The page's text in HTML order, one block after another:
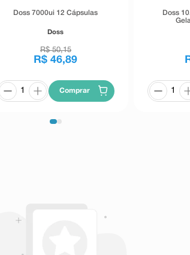
Doss 7000ui 12 Cápsulas
Doss
R$ 50,15
R$ 46,89
Comprar
Doss